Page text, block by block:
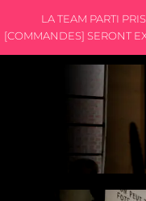
LA TEAM PARTI
[COMMANDES] SERONT